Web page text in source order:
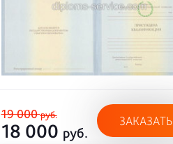
19 000руб.
18 000 руб.
ЗАКАЗАТЬ